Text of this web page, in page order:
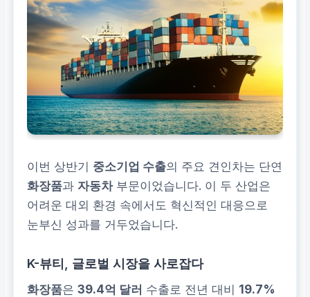
이번 상반기 중소기업 수출의 주요 견인차는 단연
화장품과 자동차부문이었습니다. 이 두 산업은
어려운 대외 환경 속에서도 혁신적인 대응으로
눈부신 성과를 거두었습니다.
K-뷰티, 글로벌 시장을 사로잡다
화장품은39.4억 달러 수출로 전년 대비 19.7%